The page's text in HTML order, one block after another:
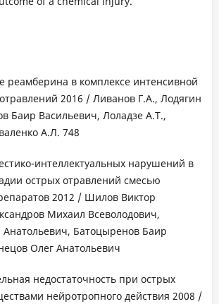
реамберина в комплексе интенсивной
2016 / Ливанов Г.А., Лодягин
Баир Васильевич, Лоладзе А.Т.,
А.Л. 748
интеллектуальных нарушений в
острых отравлений смесью
2012 / Шилов Виктор
Михаил Всеволодович,
Анатольевич, Батоцыренов Баир
Олег Анатольевич
недостаточность при острых
нейротропного действия 2008 /